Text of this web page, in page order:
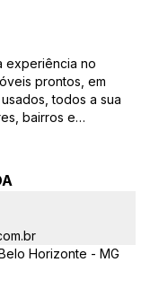
experiência no
prontos, em
todos a sua
bairros e
responder-lhe
terrenos,
Quais
lhe proporciona?
cidade;
financiamento
Horizonte - MG